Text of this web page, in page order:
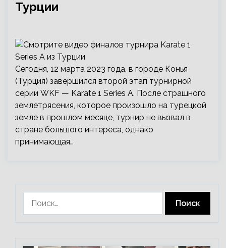
Турции
Сегодня, 12 марта 2023 года, в городе Конья
(Турция) завершился второй этап турнирной
серии WKF — Karate 1 Series A. После страшного
землетрясения, которое произошло на турецкой
земле в прошлом месяце, турнир не вызвал в
стране большого интереса, однако
принимающая…